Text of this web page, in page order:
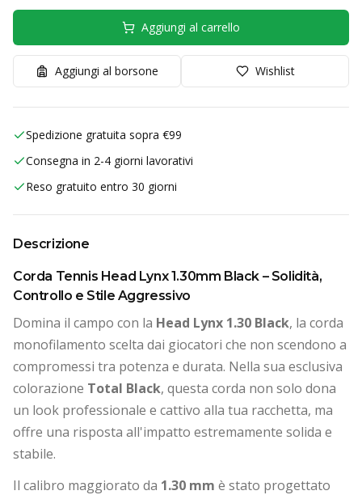
Aggiungi al carrello
Aggiungi al borsone Wishlist
Spedizione gratuita sopra €99
Consegna in 2-4 giorni lavorativi
Reso gratuito entro 30 giorni
Descrizione
Corda Tennis Head Lynx 1.30mm Black – Solidità,
Controllo e Stile Aggressivo
Domina il campo con la Head Lynx 1.30 Black, la corda
monofilamento scelta dai giocatori che non scendono a
compromessi tra potenza e durata. Nella sua esclusiva
colorazione Total Black, questa corda non solo dona
un look professionale e cattivo alla tua racchetta, ma
offre una risposta all'impatto estremamente solida e
stabile.
Il calibro maggiorato da 1.30 mm è stato progettato